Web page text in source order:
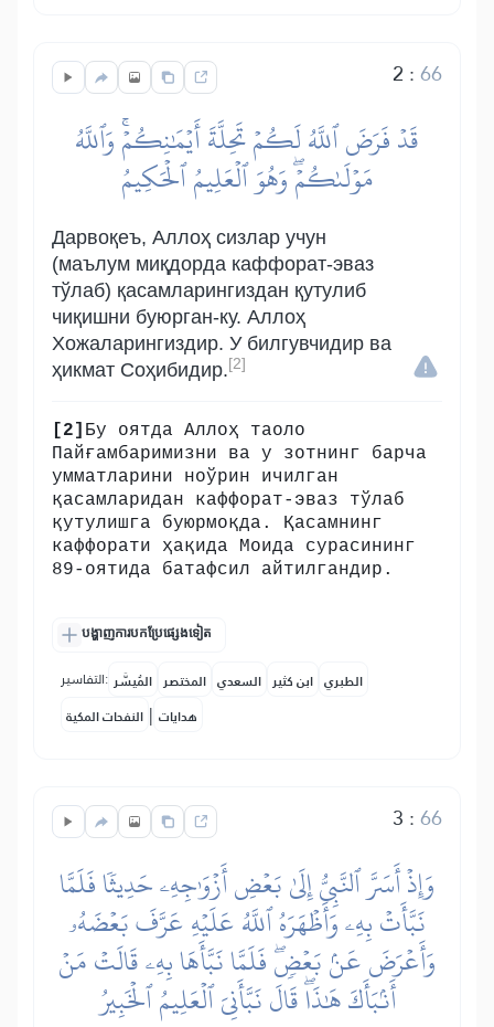
2 :66
قَدۡ فَرَضَ ٱللَّهُ لَكُمۡ تَحِلَّةَ أَيۡمَٰنِكُمۡۚ وَٱللَّهُ
مَوۡلَىٰكُمۡۖ وَهُوَ ٱلۡعَلِيمُ ٱلۡحَكِيمُ
Дарвоқеъ, Аллоҳ сизлар учун
(маълум миқдорда каффорат-эваз
тўлаб) қасамларингиздан қутулиб
чиқишни буюрган-ку. Аллоҳ
Хожаларингиздир. У билгувчидир ва
ҳикмат Соҳибидир. [2]
[2] Бу оятда Аллоҳ таоло
Пайғамбаримизни ва у зотнинг барча
умматларини ноўрин ичилган
қасамларидан каффорат-эваз тўлаб
қутулишга буюрмоқда. Қасамнинг
каффорати ҳақида Моида сурасининг
89-оятида батафсил айтилгандир.
បង្ហាញការបកប្រែផ្សេងទៀត
التفاسير: المُيسَّر المختصر السعدي ابن كثير الطبري
النفحات المكية | هدايات
3 :66
وَإِذۡ أَسَرَّ ٱلنَّبِيُّ إِلَىٰ بَعۡضِ أَزۡوَٰجِهِۦ حَدِيثٗا فَلَمَّا
نَبَّأَتۡ بِهِۦ وَأَظۡهَرَهُ ٱللَّهُ عَلَيۡهِ عَرَّفَ بَعۡضَهُۥ
وَأَعۡرَضَ عَنۢ بَعۡضٖۖ فَلَمَّا نَبَّأَهَا بِهِۦ قَالَتۡ مَنۡ
أَنۢبَأَكَ هَٰذَاۖ قَالَ نَبَّأَنِيَ ٱلۡعَلِيمُ ٱلۡخَبِيرُ